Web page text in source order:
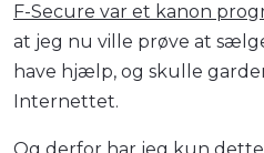
F-Secure var et kanon
at jeg nu ville prøve at
have hjælp, og skulle
Internettet.